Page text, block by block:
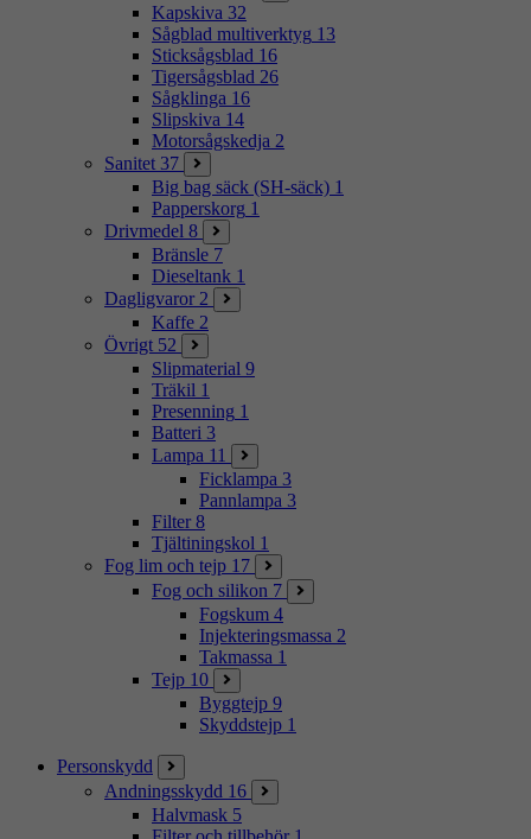
Kapskiva 32
Sågblad multiverktyg 13
Sticksågsblad 16
Tigersågsblad 26
Sågklinga 16
Slipskiva 14
Motorsågskedja 2
Sanitet 37
Big bag säck (SH-säck) 1
Papperskorg 1
Drivmedel 8
Bränsle 7
Dieseltank 1
Dagligvaror 2
Kaffe 2
Övrigt 52
Slipmaterial 9
Träkil 1
Presenning 1
Batteri 3
Lampa 11
Ficklampa 3
Pannlampa 3
Filter 8
Tjältiningskol 1
Fog lim och tejp 17
Fog och silikon 7
Fogskum 4
Injekteringsmassa 2
Takmassa 1
Tejp 10
Byggtejp 9
Skyddstejp 1
Personskydd
Andningsskydd 16
Halvmask 5